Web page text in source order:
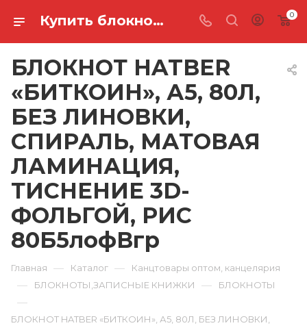
Купить блокнот hatber «биткоин», а5, 80л, без линовки, спираль, матовая ламинация, тиснение 3d-фольгой, рис 80Б5лофВгр в Ростове-на-Дону 0
БЛОКНОТ HATBER
«БИТКОИН», А5, 80Л,
БЕЗ ЛИНОВКИ,
СПИРАЛЬ, МАТОВАЯ
ЛАМИНАЦИЯ,
ТИСНЕНИЕ 3D-
ФОЛЬГОЙ, РИС
80Б5лофВгр
Главная — Каталог — Канцтовары оптом, канцелярия
— БЛОКНОТЫ,ЗАПИСНЫЕ КНИЖКИ — БЛОКНОТЫ
—
БЛОКНОТ HATBER «БИТКОИН», А5, 80Л, БЕЗ ЛИНОВКИ,